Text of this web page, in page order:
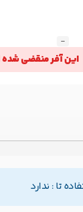
این آفر منقضی
تا : ندارد